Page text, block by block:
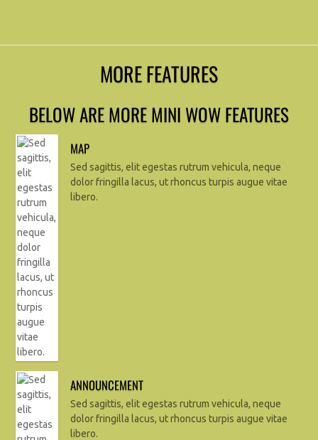
MORE FEATURES
BELOW ARE MORE MINI WOW FEATURES
MAP
Sed sagittis, elit egestas rutrum vehicula, neque
dolor fringilla lacus, ut rhoncus turpis augue vitae
libero.
ANNOUNCEMENT
Sed sagittis, elit egestas rutrum vehicula, neque
dolor fringilla lacus, ut rhoncus turpis augue vitae
libero.